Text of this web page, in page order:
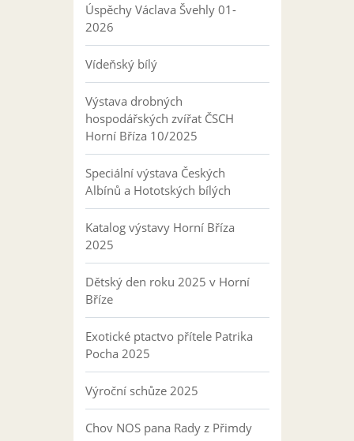
Úspěchy Václava Švehly 01-
2026
Vídeňský bílý
Výstava drobných
hospodářských zvířat ČSCH
Horní Bříza 10/2025
Speciální výstava Českých
Albínů a Hototských bílých
Katalog výstavy Horní Bříza
2025
Dětský den roku 2025 v Horní
Bříze
Exotické ptactvo přítele Patrika
Pocha 2025
Výroční schůze 2025
Chov NOS pana Rady z Přimdy